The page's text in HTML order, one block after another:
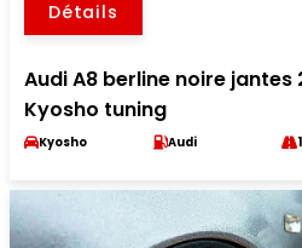
Détails
Audi A8 berline noire jantes
Kyosho tuning
Kyosho Audi